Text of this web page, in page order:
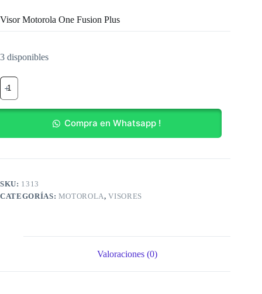
Visor Motorola One Fusion Plus
3 disponibles
Visor
Motorola
One
Fusion
Compra en Whatsapp !
SKU: 1313
CATEGORÍAS: MOTOROLA,VISORES
Valoraciones (0)